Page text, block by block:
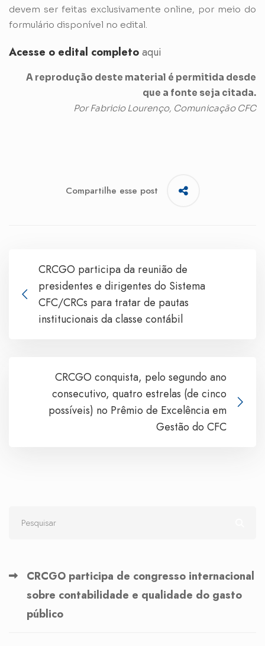
devem ser feitas exclusivamente online, por meio do
formulário disponível no edital.
Acesse o edital completoaqui
A reprodução deste material é permitida desde
que a fonte seja citada.
Por Fabricio Lourenço, Comunicação CFC
Compartilhe esse post
CRCGO participa da reunião de
presidentes e dirigentes do Sistema
CFC/CRCs para tratar de pautas
institucionais da classe contábil
CRCGO conquista, pelo segundo ano
consecutivo, quatro estrelas (de cinco
possíveis) no Prêmio de Excelência em
Gestão do CFC
CRCGO participa de congresso internacional
sobre contabilidade e qualidade do gasto
público